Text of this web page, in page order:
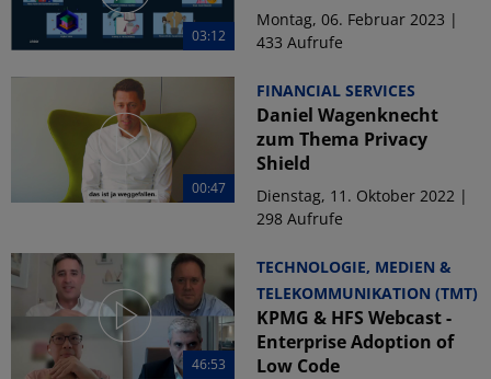
03:12
Montag, 06. Februar 2023 |
433 Aufrufe
00:47
FINANCIAL SERVICES
Daniel Wagenknecht
zum Thema Privacy
Shield
Dienstag, 11. Oktober 2022 |
298 Aufrufe
46:53
TECHNOLOGIE, MEDIEN &
TELEKOMMUNIKATION (TMT)
KPMG & HFS Webcast -
Enterprise Adoption of
Low Code